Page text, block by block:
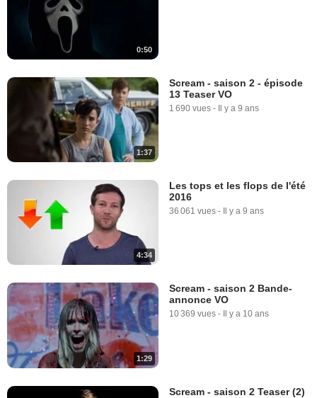
0:50
1:37
Scream - saison 2 - épisode
13 Teaser VO
1 690 vues - Il y a 9 ans
4:34
Les tops et les flops de l'été
2016
36 061 vues - Il y a 9 ans
1:29
Scream - saison 2 Bande-
annonce VO
10 369 vues - Il y a 10 ans
Scream - saison 2 Teaser (2)